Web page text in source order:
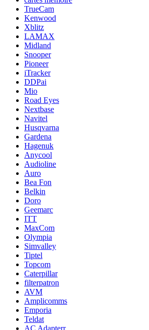
TrueCam
Kenwood
Xblitz
LAMAX
Midland
Snooper
Pioneer
iTracker
DDPai
Mio
Road Eyes
Nextbase
Navitel
Husqvarna
Gardena
Hagenuk
Anycool
Audioline
Auro
Bea Fon
Belkin
Doro
Geemarc
ITT
MaxCom
Olympia
Simvalley
Tiptel
Topcom
Caterpillar
filterpatron
AVM
Amplicomms
Emporia
Teldat
AC Adapterr